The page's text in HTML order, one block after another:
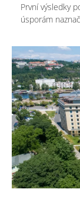
První výsledky
úsporám